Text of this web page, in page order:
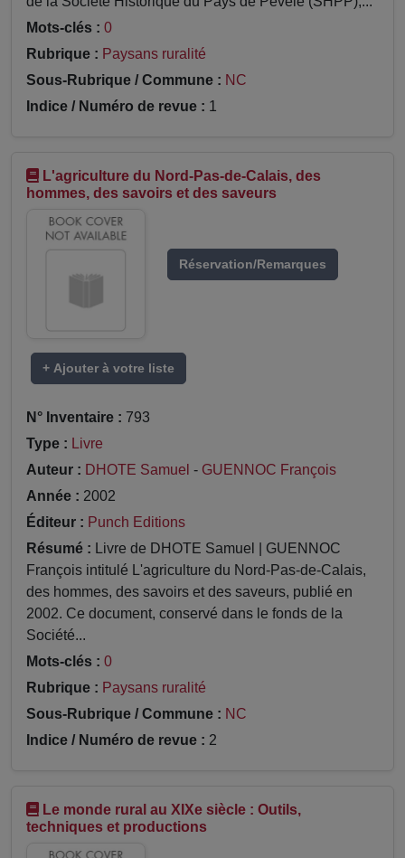
Mots-clés : 0
Rubrique : Paysans ruralité
Sous-Rubrique / Commune : NC
Indice / Numéro de revue : 1
L'agriculture du Nord-Pas-de-Calais, des
hommes, des savoirs et des saveurs
Réservation/Remarques
+ Ajouter à votre liste
N° Inventaire : 793
Type : Livre
Auteur : DHOTE Samuel - GUENNOC François
Année : 2002
Éditeur : Punch Editions
Résumé : Livre de DHOTE Samuel | GUENNOC
François intitulé L'agriculture du Nord-Pas-de-Calais,
des hommes, des savoirs et des saveurs, publié en
2002. Ce document, conservé dans le fonds de la
Société...
Mots-clés : 0
Rubrique : Paysans ruralité
Sous-Rubrique / Commune : NC
Indice / Numéro de revue : 2
Le monde rural au XIXe siècle : Outils,
techniques et productions